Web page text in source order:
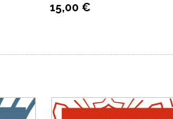
15,00 €